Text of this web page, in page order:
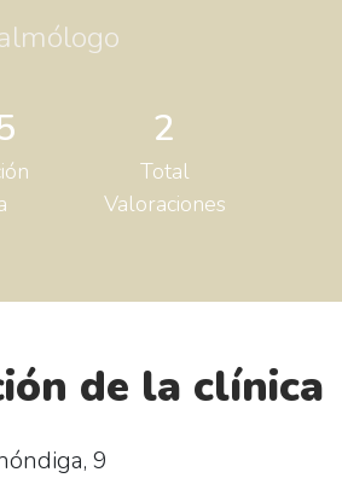
2
Total
Valoraciones
de la clínica
9